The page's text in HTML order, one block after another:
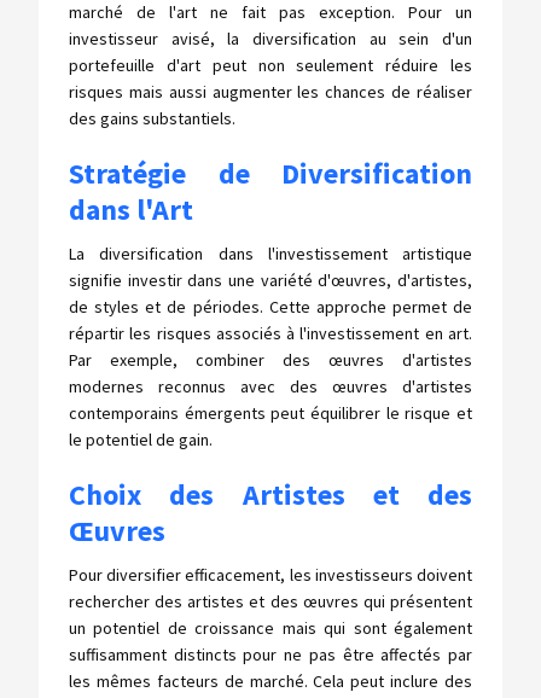
marché de l'art ne fait pas exception. Pour un
investisseur avisé, la diversification au sein d'un
portefeuille d'art peut non seulement réduire les
risques mais aussi augmenter les chances de réaliser
des gains substantiels.
Stratégie de Diversification
dans l'Art
La diversification dans l'investissement artistique
signifie investir dans une variété d'œuvres, d'artistes,
de styles et de périodes. Cette approche permet de
répartir les risques associés à l'investissement en art.
Par exemple, combiner des œuvres d'artistes
modernes reconnus avec des œuvres d'artistes
contemporains émergents peut équilibrer le risque et
le potentiel de gain.
Choix des Artistes et des
Œuvres
Pour diversifier efficacement, les investisseurs doivent
rechercher des artistes et des œuvres qui présentent
un potentiel de croissance mais qui sont également
suffisamment distincts pour ne pas être affectés par
les mêmes facteurs de marché. Cela peut inclure des